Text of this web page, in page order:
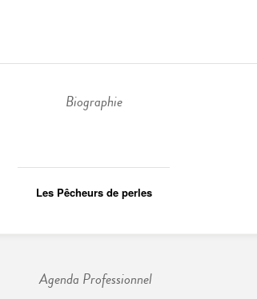
Biographie
Les Pêcheurs de perles
Agenda Professionnel